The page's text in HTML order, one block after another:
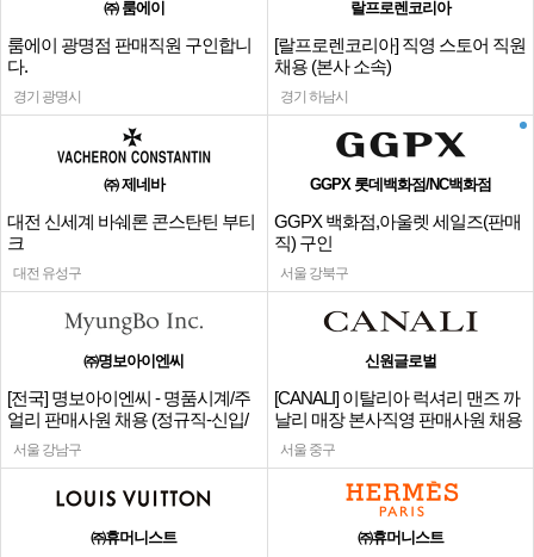
㈜ 룸에이
룸에이 광명점 판매직원 구인합니
다.
경기 광명시
랄프로렌코리아
[랄프로렌코리아] 직영 스토어 직원
채용 (본사 소속)
경기 하남시
㈜ 제네바
대전 신세계 바쉐론 콘스탄틴 부티
크
대전 유성구
GGPX 롯데백화점/NC백화점
GGPX 백화점,아울렛 세일즈(판매
직) 구인
서울 강북구
㈜명보아이엔씨
[전국] 명보아이엔씨 - 명품시계/주
얼리 판매사원 채용 (정규직-신입/
경력)
서울 강남구
신원글로벌
[CANALI] 이탈리아 럭셔리 맨즈 까
날리 매장 본사직영 판매사원 채용
서울 중구
㈜휴머니스트 ㈜휴머니스트